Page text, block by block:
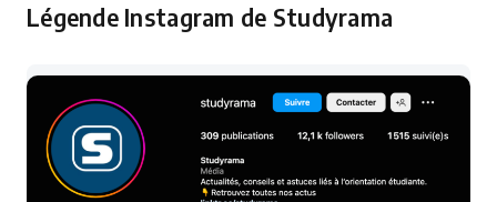
Légende Instagram de Studyrama